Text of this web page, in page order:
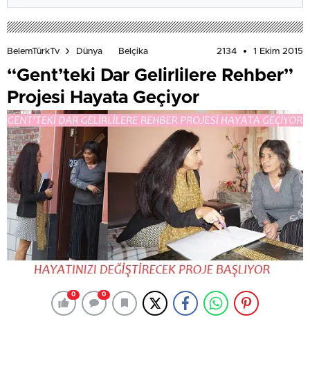
BelemTürkTv Dünya Belçika 2134 1 Ekim 2015
“Gent’teki Dar Gelirlilere Rehber”
Projesi Hayata Geçiyor
0 0